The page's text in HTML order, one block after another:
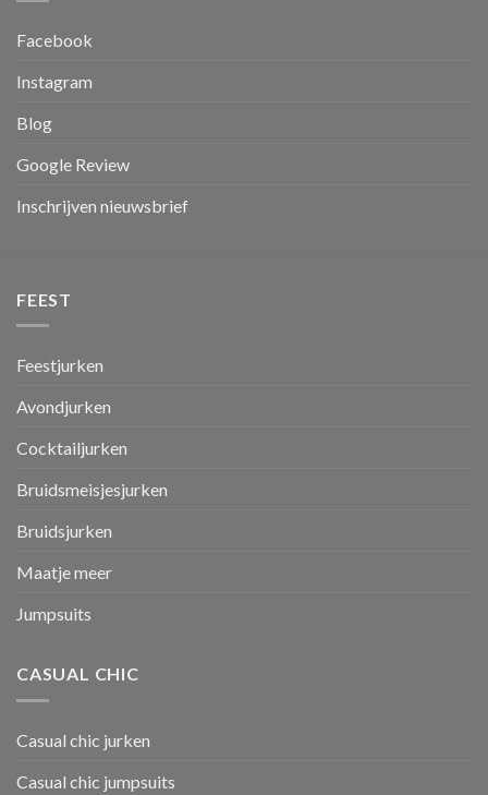
Facebook
Instagram
Blog
Google Review
Inschrijven nieuwsbrief
FEEST
Feestjurken
Avondjurken
Cocktailjurken
Bruidsmeisjesjurken
Bruidsjurken
Maatje meer
Jumpsuits
CASUAL CHIC
Casual chic jurken
Casual chic jumpsuits